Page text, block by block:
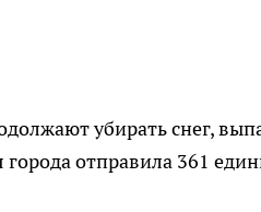
убирать снег,
отправила 361